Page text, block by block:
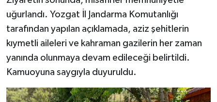
uğurlandı. Yozgat İl Jandarma Komutanlığı
tarafından yapılan açıklamada, aziz şehitlerin
kıymetli aileleri ve kahraman gazilerin her zaman
yanında olunmaya devam edileceği belirtildi.
Kamuoyuna saygıyla duyuruldu.